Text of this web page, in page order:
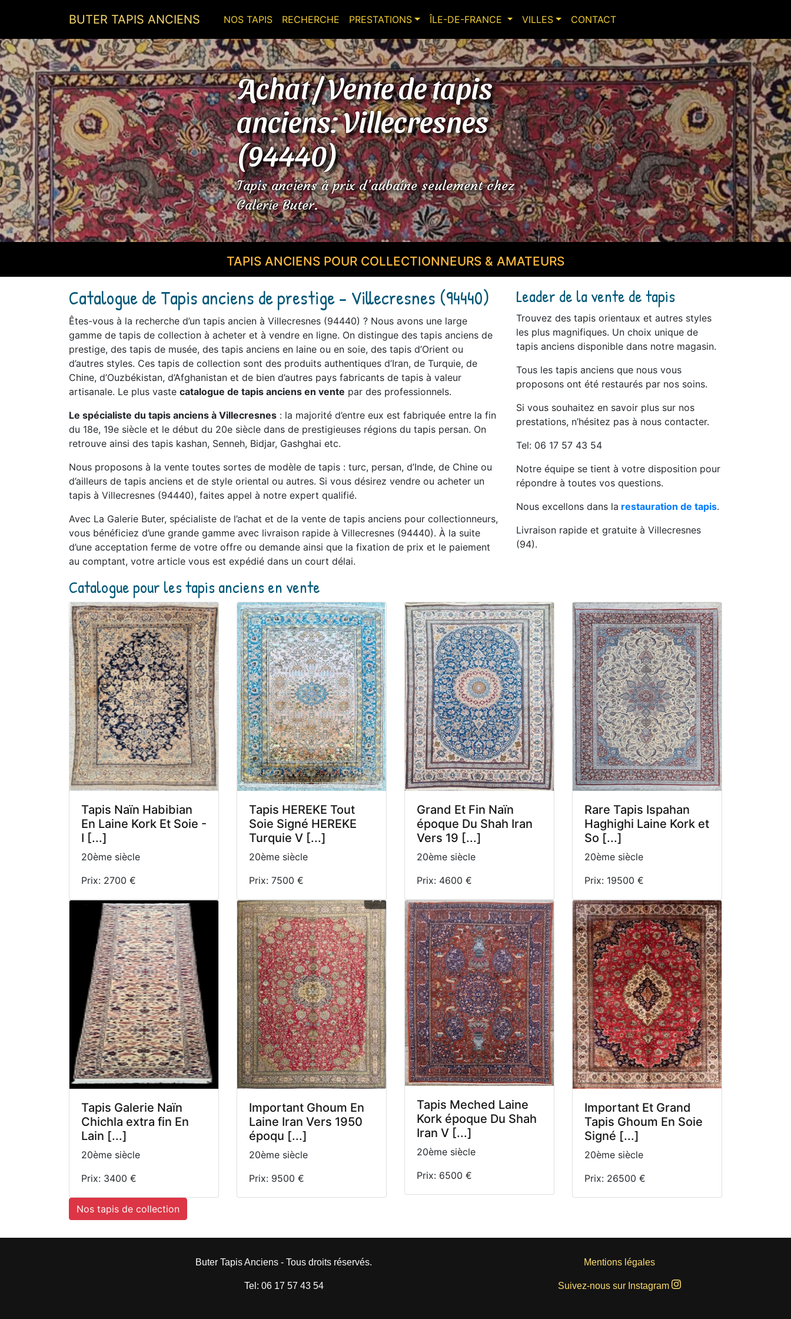
BUTER TAPIS ANCIENS NOS TAPIS RECHERCHE PRESTATIONS ÎLE-DE-FRANCE VILLES CONTACT
Achat / Vente de tapis
anciens: Villecresnes
(94440)
Tapis anciens à prix d’aubaine seulement chez
Galerie Buter.
TAPIS ANCIENS POUR COLLECTIONNEURS & AMATEURS
Catalogue de Tapis anciens de prestige - Villecresnes (94440)
Êtes-vous à la recherche d’un tapis ancien à Villecresnes (94440) ? Nous avons une large
gamme de tapis de collection à acheter et à vendre en ligne. On distingue des tapis anciens de
prestige, des tapis de musée, des tapis anciens en laine ou en soie, des tapis d’Orient ou
d’autres styles. Ces tapis de collection sont des produits authentiques d’Iran, de Turquie, de
Chine, d’Ouzbékistan, d’Afghanistan et de bien d’autres pays fabricants de tapis à valeur
artisanale. Le plus vaste catalogue de tapis anciens en vente par des professionnels.
Le spécialiste du tapis anciens à Villecresnes : la majorité d’entre eux est fabriquée entre la fin
du 18e, 19e siècle et le début du 20e siècle dans de prestigieuses régions du tapis persan. On
retrouve ainsi des tapis kashan, Senneh, Bidjar, Gashghai etc.
Nous proposons à la vente toutes sortes de modèle de tapis : turc, persan, d’Inde, de Chine ou
d’ailleurs de tapis anciens et de style oriental ou autres. Si vous désirez vendre ou acheter un
tapis à Villecresnes (94440), faites appel à notre expert qualifié.
Avec La Galerie Buter, spécialiste de l’achat et de la vente de tapis anciens pour collectionneurs,
vous bénéficiez d’une grande gamme avec livraison rapide à Villecresnes (94440). À la suite
d’une acceptation ferme de votre offre ou demande ainsi que la fixation de prix et le paiement
au comptant, votre article vous est expédié dans un court délai.
Leader de la vente de tapis
Trouvez des tapis orientaux et autres styles
les plus magnifiques. Un choix unique de
tapis anciens disponible dans notre magasin.
Tous les tapis anciens que nous vous
proposons ont été restaurés par nos soins.
Si vous souhaitez en savoir plus sur nos
prestations, n’hésitez pas à nous contacter.
Tel: 06 17 57 43 54
Notre équipe se tient à votre disposition pour
répondre à toutes vos questions.
Nous excellons dans la restauration de tapis.
Livraison rapide et gratuite à Villecresnes
(94).
Catalogue pour les tapis anciens en vente
Tapis Naïn Habibian
En Laine Kork Et Soie -
I [...]
20ème siècle
Prix: 2700 €
Tapis HEREKE Tout
Soie Signé HEREKE
Turquie V [...]
20ème siècle
Prix: 7500 €
Grand Et Fin Naïn
époque Du Shah Iran
Vers 19 [...]
20ème siècle
Prix: 4600 €
Rare Tapis Ispahan
Haghighi Laine Kork et
So [...]
20ème siècle
Prix: 19500 €
Tapis Galerie Naïn
Chichla extra fin En
Lain [...]
20ème siècle
Prix: 3400 €
Important Ghoum En
Laine Iran Vers 1950
époqu [...]
20ème siècle
Prix: 9500 €
Tapis Meched Laine
Kork époque Du Shah
Iran V [...]
20ème siècle
Prix: 6500 €
Important Et Grand
Tapis Ghoum En Soie
Signé [...]
20ème siècle
Prix: 26500 €
Nos tapis de collection
Buter Tapis Anciens - Tous droits réservés.
Tel: 06 17 57 43 54
Mentions légales
Suivez-nous sur Instagram